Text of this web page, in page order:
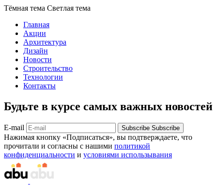
Тёмная тема Светлая тема
Главная
Акции
Архитектура
Дизайн
Новости
Строительство
Технологии
Контакты
Будьте в курсе самых важных новостей
E-mail Subscribe Subscribe
Нажимая кнопку «Подписаться», вы подтверждаете, что
прочитали и согласны с нашими политикой
конфиденциальности и условиями использывания